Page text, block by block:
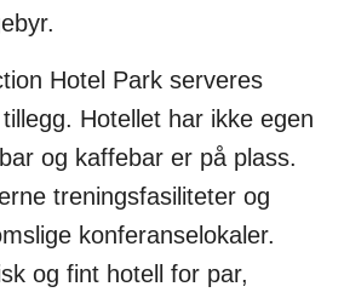
Hotel Park serveres
Hotellet har ikke egen
og kaffebar er på plass.
treningsfasiliteter og
konferanselokaler.
og fint hotell for par,